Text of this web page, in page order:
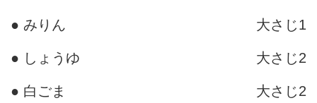
● みりん 大さじ1
● しょうゆ 大さじ2
● 白ごま 大さじ2